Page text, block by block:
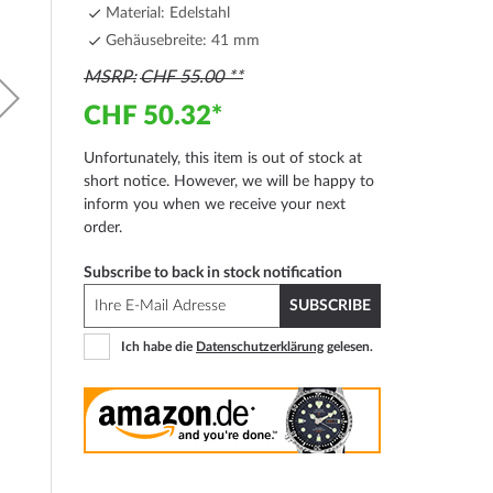
Material: Edelstahl
Gehäusebreite: 41 mm
MSRP CHF 55.00
CHF 50.32
Unfortunately, this item is out of stock at
short notice. However, we will be happy to
inform you when we receive your next
order.
Subscribe to back in stock notification
SUBSCRIBE
Ich habe die Datenschutzerklärung gelesen.